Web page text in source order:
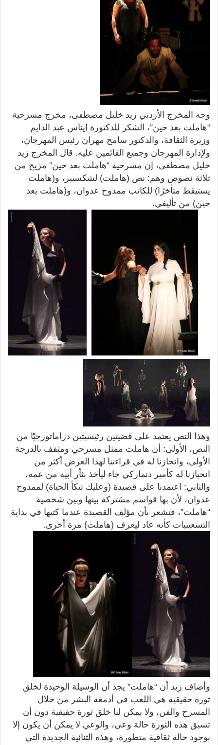
وجه المخرج الأردني زيد خليل مصطفى، مخرج مسرحية
“هاملت بعد حين”، الشكر للدكتورة إيناس عبد الدايم
وزيرة الثقافة، والدكتور سامح مهران رئيس المهرجان،
ولإدارة المهرجان وجميع القائمين عليه. قال المخرج زيد
خليل مصطفى، إن مسرحية “هاملت بعد حين” مزيج من
ثلاثة نصوص وهم: نص (هاملت) لشكسبير، و(هاملت
يستيقظ متأخرًا) للكاتب ممدوح عدوان، و(هاملت بعد
حين) من تأليفي.
وهذا النص يعتمد على قضيتين رئيسيتين دراماتورجيًا من
النص، الأولى: أن هاملت ممثل مسرحي ومثقف بالدرجة
الأولى، وانحازنا له في قراءتنا لهذا العرض أكثر من
انحيازنا له كأمير دنماركي جاء ليأخذ بثأر أبيه من عمه،
والثاني: اعتمدنا على قصيدة (وعليك تتكأ الحياة) لممدوح
عدوان، لأن بها قواسم مشتركة بينها وبين شخصية
“هاملت”، فتشعر بأن مؤلف القصيدة عندما كتبها في بداية
التسعينيات كأنه عاد ليعرف (هاملت) مرة أخرى.
وأضاف زيد أن “هاملت” يجد أن الوسيلة الوحيدة لخلق
ثورة حقيقية هي اللعب في أدمغة البشر من خلال
المسرح والفن، ولا يمكن لنا خلق ثورة حقيقية دون أن
تسبق هذه الثورة حالة وعي، والوعي لا يمكن أن يكون إلا
بوجود حالة ثقافية متطورة، وهذه الثنائية الجديدة التي